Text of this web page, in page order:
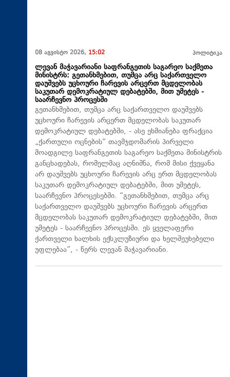
08 აგვისტო 2026, 15:02 პოლიტიკა
ლევან მაჭავარიანი საფრანგეთის საგარეო საქმეთა
მინისტრს: გეთანხმებით, თუმცა არც საქართველო
დაუშვებს უცხოური ჩარევის არცერთ მცდელობას
საკუთარ დემოკრატიულ დებატებში, მით უმეტეს -
საარჩევნო პროცესში
გეთანხმებით, თუმცა არც საქართველო დაუშვებს
უცხოური ჩარევის არცერთ მცდელობას საკუთარ
დემოკრატიულ დებატებში, - ასე ეხმიანება ფრაქცია
„ქართული ოცნების“ თავმჯდომარის პირველი
მოადგილე საფრანგეთის საგარეო საქმეთა მინისტრის
განცხადებას, რომელმაც აღნიშნა, რომ მისი ქვეყანა
არ დაუშვებს უცხოური ჩარევის არც ერთ მცდელობას
საკუთარ დემოკრატიულ დებატებში, მით უმეტეს,
საარჩევნო პროცესებში. “გეთანხმებით, თუმცა არც
საქართველო დაუშვებს უცხოური ჩარევის არცერთ
მცდელობას საკუთარ დემოკრატიულ დებატებში, მით
უმეტეს - საარჩევნო პროცესში. ეს ყველაფერი
ქართველი ხალხის ექსკლუზიური და ხელშეუხებელი
უფლებაა”, - წერს ლევან მაჭავარიანი.